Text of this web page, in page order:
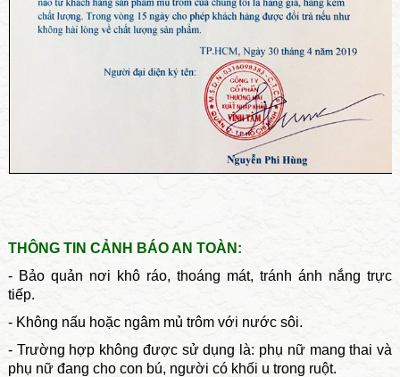
THÔNG TIN CẢNH BÁO AN TOÀN:
- Bảo quản nơi khô ráo, thoáng mát, tránh ánh nắng trực
tiếp.
- Không nấu hoặc ngâm mủ trôm với nước sôi.
- Trường hợp không được sử dụng là: phụ nữ mang thai và
phụ nữ đang cho con bú, người có khối u trong ruột.